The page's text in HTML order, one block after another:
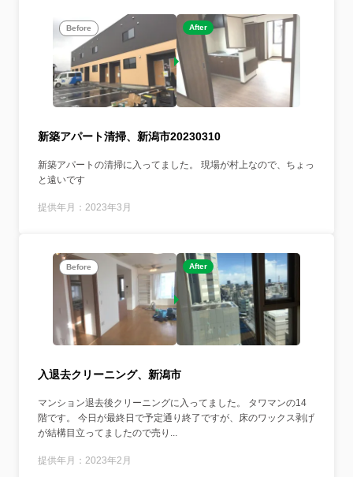
Before After
新築アパート清掃、新潟市20230310
新築アパートの清掃に入ってました。 現場が村上なので、ちょっ
と遠いです
提供年月：2023年3月
Before After
入退去クリーニング、新潟市
マンション退去後クリーニングに入ってました。 タワマンの14
階です。 今日が最終日で予定通り終了ですが、床のワックス剥げ
が結構目立ってましたので売り...
提供年月：2023年2月